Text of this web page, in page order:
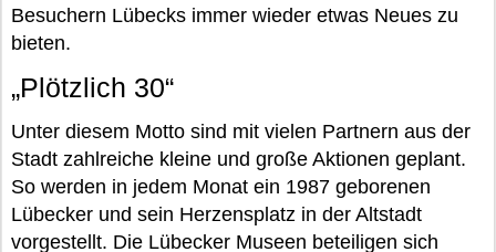
Besuchern Lübecks immer wieder etwas Neues zu
bieten.
„Plötzlich 30“
Unter diesem Motto sind mit vielen Partnern aus der
Stadt zahlreiche kleine und große Aktionen geplant.
So werden in jedem Monat ein 1987 geborenen
Lübecker und sein Herzensplatz in der Altstadt
vorgestellt. Die Lübecker Museen beteiligen sich